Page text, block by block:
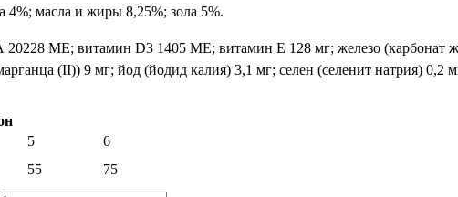
4%; масла и жиры 8,25%; зола 5%.
20228 МЕ; витамин D3 1405 МЕ; витамин Е 128 мг; железо (карбонат
(II)) 9 мг; йод (йодид калия) 3,1 мг; селен (селенит натрия) 0,2
5
6
55
75